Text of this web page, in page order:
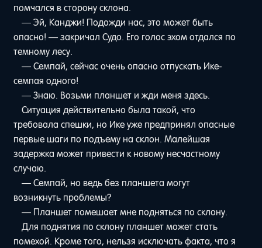
помчался в сторону склона.
— Эй, Канджи! Подожди нас, это может быть
опасно! — закричал Судо. Его голос эхом отдался по
темному лесу.
— Семпай, сейчас очень опасно отпускать Ике-
семпая одного!
— Знаю. Возьми планшет и жди меня здесь.
Ситуация действительно была такой, что
требовала спешки, но Ике уже предпринял опасные
первые шаги по подъему на склон. Малейшая
задержка может привести к новому несчастному
случаю.
— Семпай, но ведь без планшета могут
возникнуть проблемы?
— Планшет помешает мне подняться по склону.
Для поднятия по склону планшет может стать
помехой. Кроме того, нельзя исключать факта, что я